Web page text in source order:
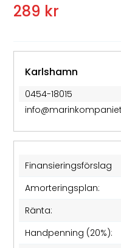
289 kr
Karlshamn
0454-18015
Finansieringsförslag
Amorteringsplan:
Ränta:
Handpenning (20%):